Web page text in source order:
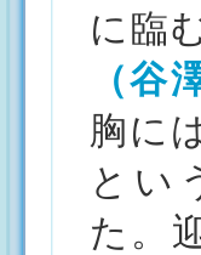
に臨
（谷
胸に
とい
た。